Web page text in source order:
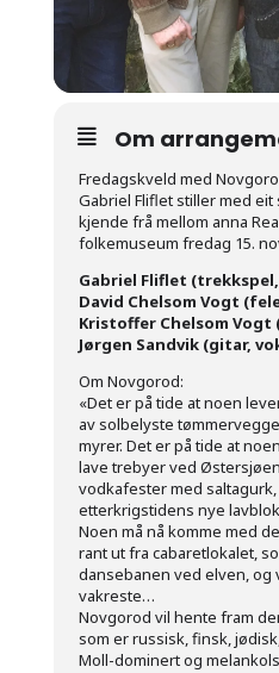
Om
Fredagskveld med
Gabriel Fliflet stiller med
kjende frå mellom anna
folkemuseum fredag 15.
Gabriel Fliflet
David Chelsom Vogt
Kristoffer Chelsom Vogt
Jørgen Sandvik (gitar,
Om Novgorod:
«Det er på tide at noen
av solbelyste
myrer. Det er på tide at
lave trebyer ved
vodkafester med
etterkrigstidens nye
Noen må nå komme med
rant ut fra cabaretlokalet,
dansebanen ved elven, og
vakreste…
Novgorod vil hente fram
som er russisk, finsk,
Moll-dominert og